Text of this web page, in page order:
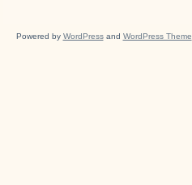
Powered by WordPressand WordPress Theme